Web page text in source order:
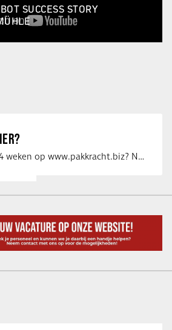
SUCCESS STORY
Uw vacature voor 4 weken op www.pakkracht.biz? Neem dan contact op met Yannick van …